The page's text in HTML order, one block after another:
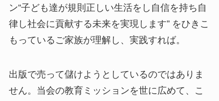
ン“子ども達が規則正しい生活をし自信を持ち自
律し社会に貢献する未来を実現します” をひきこ
もっているご家族が理解し、実践すれば。
出版で売って儲けようとしているのではありま
せん。当会の教育ミッションを世に広めて、こ